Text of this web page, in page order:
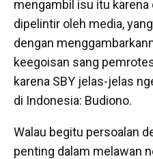
mengambil isu itu karena
dipelintir oleh media,
dengan
keegoisan sang
karena SBY jelas-jelas
di Indonesia: Budiono.
Walau begitu persoalan
penting dalam melawan